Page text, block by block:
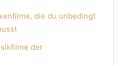
die du unbedingt
der